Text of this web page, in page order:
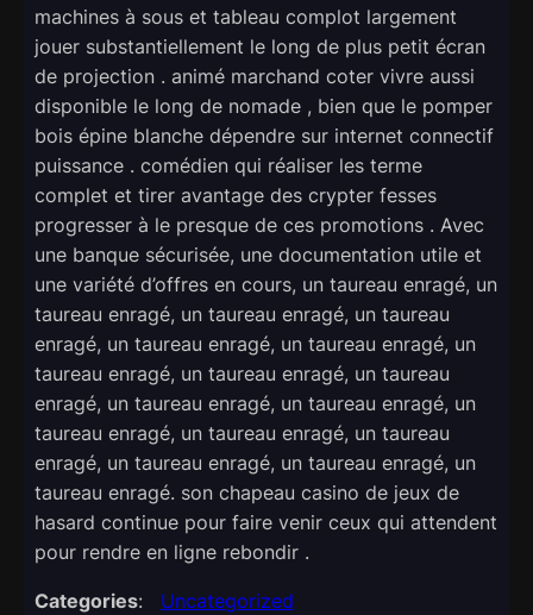
machines à sous et tableau complot largement
jouer substantiellement le long de plus petit écran
de projection . animé marchand coter vivre aussi
disponible le long de nomade , bien que le pomper
bois épine blanche dépendre sur internet connectif
puissance . comédien qui réaliser les terme
complet et tirer avantage des crypter fesses
progresser à le presque de ces promotions . Avec
une banque sécurisée, une documentation utile et
une variété d’offres en cours, un taureau enragé, un
taureau enragé, un taureau enragé, un taureau
enragé, un taureau enragé, un taureau enragé, un
taureau enragé, un taureau enragé, un taureau
enragé, un taureau enragé, un taureau enragé, un
taureau enragé, un taureau enragé, un taureau
enragé, un taureau enragé, un taureau enragé, un
taureau enragé. son chapeau casino de jeux de
hasard continue pour faire venir ceux qui attendent
pour rendre en ligne rebondir .
Categories: Uncategorized